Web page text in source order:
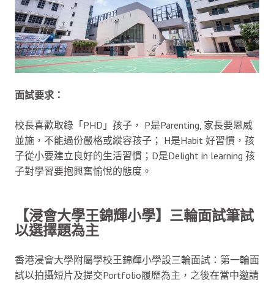
面試要求：
校長喜歡取錄「PHD」孩子， P是Parenting, 家長要恩威
並施，不能過份嚴格或縱容孩子； H是Habit 好習慣，孩
子從小要建立良好的生活習慣；D是Delight in learning 孩
子對學習要抱興奮愉悅的態度。
【浸會大學王錦輝小學】 三輪面試筆試
以選擇題為主
香港浸會大學附屬學校王錦輝小學設三輪面試：第一輪面
試以拍攝短片及提交Portfolio履歷為主，之後在當中邀請